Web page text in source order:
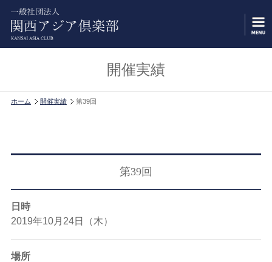
開催実績
ホーム 開催実績 第39回
第39回
日時
2019年10月24日（木）
場所